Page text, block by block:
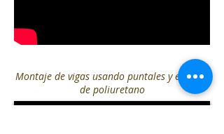
Montaje de vigas usando puntales y espuma
de poliuretano